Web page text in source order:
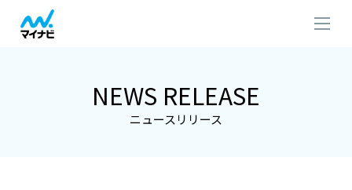
NEWS RELEASE
ニュースリリース